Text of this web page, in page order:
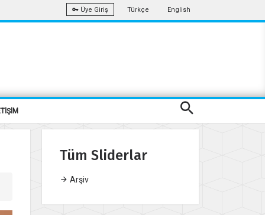
Üye Giriş Türkçe English
Tüm Sliderlar
Arşiv